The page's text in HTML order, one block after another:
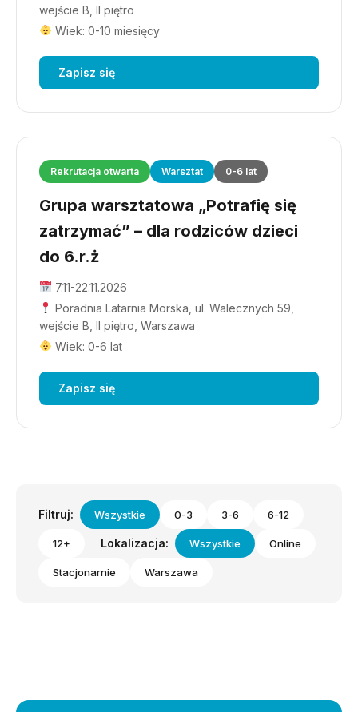
wejście B, II piętro
Wiek: 0-10 miesięcy
Zapisz się
Rekrutacja otwarta Warsztat 0-6 lat
Grupa warsztatowa „Potrafię się
zatrzymać” – dla rodziców dzieci
do 6.r.ż
7.11-22.11.2026
Poradnia Latarnia Morska, ul. Walecznych 59,
wejście B, II piętro, Warszawa
Wiek: 0-6 lat
Zapisz się
Filtruj: Wszystkie 0-3 3-6 6-12
12+ Lokalizacja: Wszystkie Online
Stacjonarnie Warszawa